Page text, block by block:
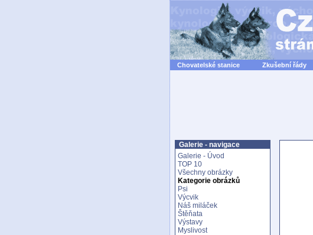
Chovatelské stanice Zkušební řády
Galerie - navigace
Galerie - Úvod
TOP 10
Všechny obrázky
Kategorie obrázků
Psi
Výcvik
Náš miláček
Štěňata
Výstavy
Myslivost